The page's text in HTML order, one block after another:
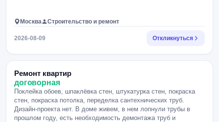
Москва Строительство и ремонт
2026-08-09 Откликнуться
Ремонт квартир
договорная
Поклейка обоев, шпаклёвка стен, штукатурка стен, покраска
стен, покраска потолка, переделка сантехнических труб.
Дизайн-проекта нет. В доме живем, в нем лопнули трубы в
прошлом году, есть необходимость демонтажа труб и